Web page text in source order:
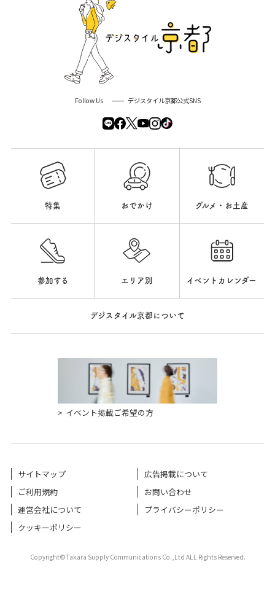
Follow Us デジスタイル京都公式SNS
特集 おでかけ グルメ・お土産
参加する エリア別 イベントカレンダー
デジスタイル京都について
イベント掲載ご希望の方
サイトマップ
広告掲載について
ご利用規約
お問い合わせ
運営会社について
プライバシーポリシー
クッキーポリシー
Copyright©Takara Supply Communications Co.,Ltd ALL Rights Reserved.